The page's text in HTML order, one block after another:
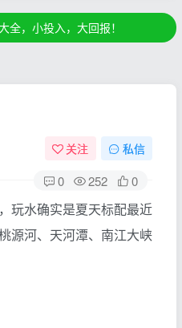
，小投入，大回报！
关注 私信
0 252 0
玩水确实是夏天标配最近
源河、天河潭、南江大峡